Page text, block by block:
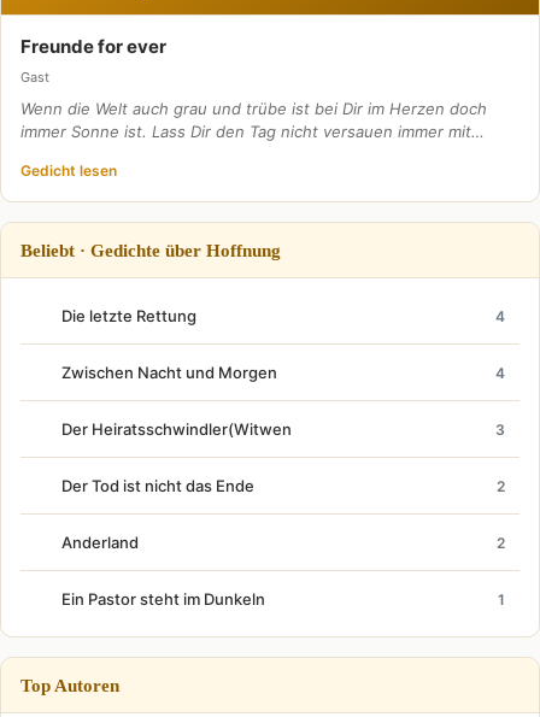
Freunde for ever
Gast
Wenn die Welt auch grau und trübe ist bei Dir im Herzen doch
immer Sonne ist. Lass Dir den Tag nicht versauen immer mit…
Gedicht lesen
Beliebt · Gedichte über Hoffnung
Die letzte Rettung 4
Zwischen Nacht und Morgen 4
Der Heiratsschwindler(Witwen 3
Der Tod ist nicht das Ende 2
Anderland 2
Ein Pastor steht im Dunkeln 1
Top Autoren